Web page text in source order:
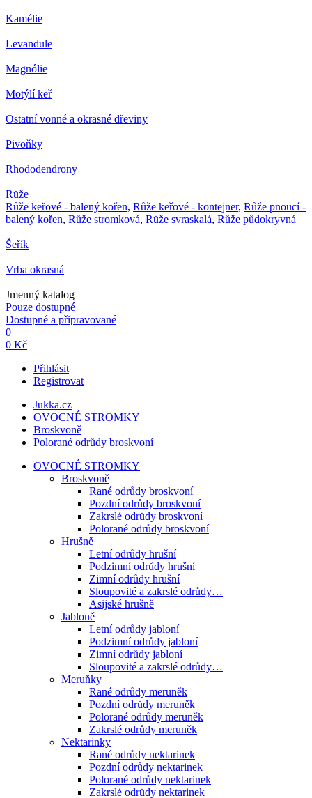
Kamélie
Levandule
Magnólie
Motýlí keř
Ostatní vonné a okrasné dřeviny
Pivoňky
Rhododendrony
Růže
Růže keřové - balený kořen, Růže keřové - kontejner, Růže pnoucí -
balený kořen, Růže stromková, Růže svraskalá, Růže půdokryvná
Šeřík
Vrba okrasná
Jmenný katalog
Pouze dostupné
Dostupné a připravované
0
0 Kč
Přihlásit
Registrovat
Jukka.cz
OVOCNÉ STROMKY
Broskvoně
Polorané odrůdy broskvoní
OVOCNÉ STROMKY
Broskvoně
Rané odrůdy broskvoní
Pozdní odrůdy broskvoní
Zakrslé odrůdy broskvoní
Polorané odrůdy broskvoní
Hrušně
Letní odrůdy hrušní
Podzimní odrůdy hrušní
Zimní odrůdy hrušní
Sloupovité a zakrslé odrůdy…
Asijské hrušně
Jabloně
Letní odrůdy jabloní
Podzimní odrůdy jabloní
Zimní odrůdy jabloní
Sloupovité a zakrslé odrůdy…
Meruňky
Rané odrůdy meruněk
Pozdní odrůdy meruněk
Polorané odrůdy meruněk
Zakrslé odrůdy meruněk
Nektarinky
Rané odrůdy nektarinek
Pozdní odrůdy nektarinek
Polorané odrůdy nektarinek
Zakrslé odrůdy nektarinek